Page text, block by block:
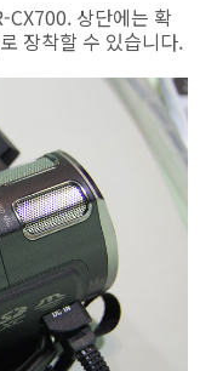
CX700. 상단에는 확
장착할 수 있습니다.